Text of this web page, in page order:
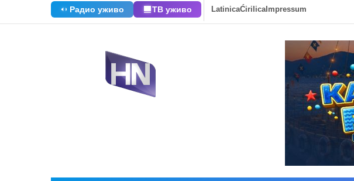
Радио уживо ТВ уживо LatinicaĆirilicaImpressum